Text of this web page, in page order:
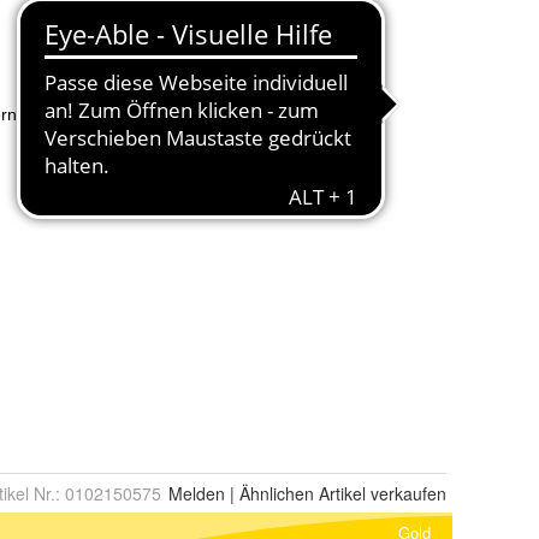
Nr.: 0102150575 Melden | Ähnlichen Artikel verkaufen
Gold